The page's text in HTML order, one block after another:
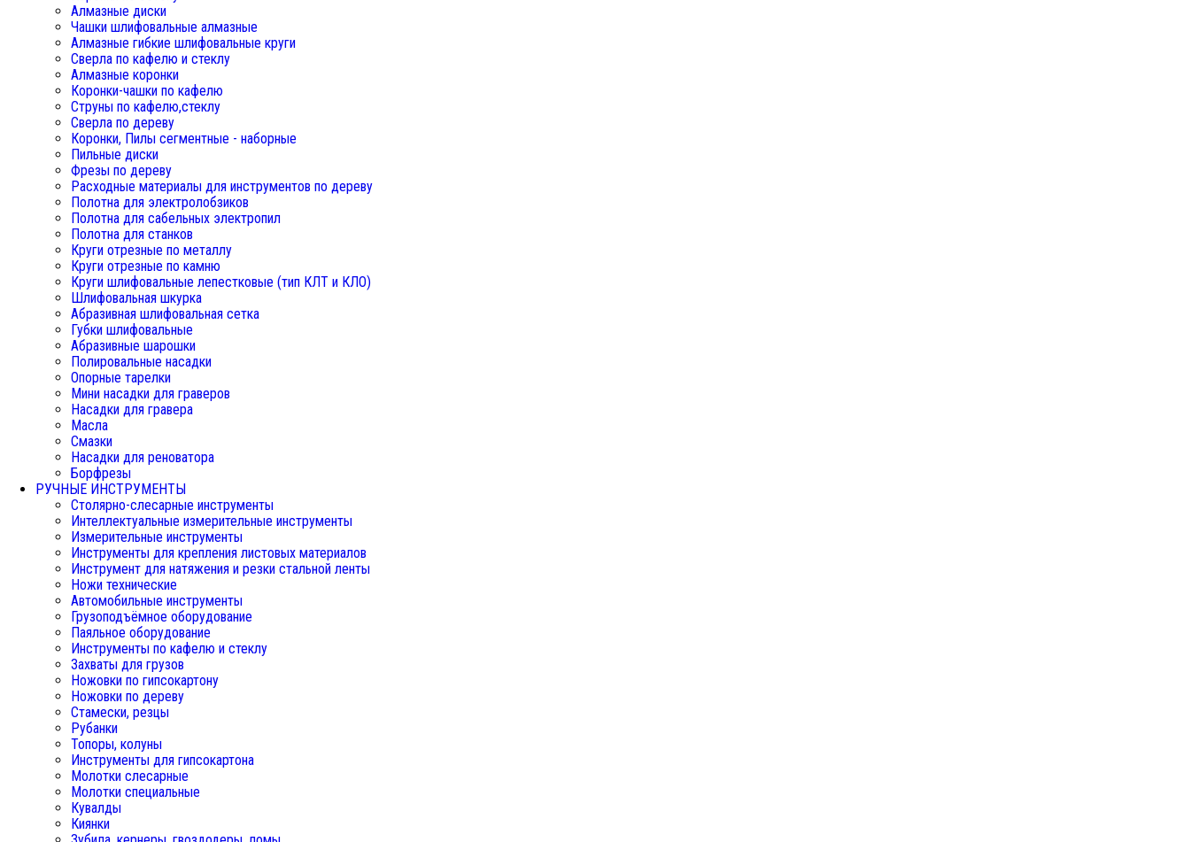
Алмазные диски
Чашки шлифовальные алмазные
Алмазные гибкие шлифовальные круги
Сверла по кафелю и стеклу
Алмазные коронки
Коронки-чашки по кафелю
Струны по кафелю,стеклу
Сверла по дереву
Коронки, Пилы сегментные - наборные
Пильные диски
Фрезы по дереву
Расходные материалы для инструментов по дереву
Полотна для электролобзиков
Полотна для сабельных электропил
Полотна для станков
Круги отрезные по металлу
Круги отрезные по камню
Круги шлифовальные лепестковые (тип КЛТ и КЛО)
Шлифовальная шкурка
Абразивная шлифовальная сетка
Губки шлифовальные
Абразивные шарошки
Полировальные насадки
Опорные тарелки
Мини насадки для граверов
Насадки для гравера
Масла
Смазки
Насадки для реноватора
Борфрезы
РУЧНЫЕ ИНСТРУМЕНТЫ
Столярно-слесарные инструменты
Интеллектуальные измерительные инструменты
Измерительные инструменты
Инструменты для крепления листовых материалов
Инструмент для натяжения и резки стальной ленты
Ножи технические
Автомобильные инструменты
Грузоподъёмное оборудование
Паяльное оборудование
Инструменты по кафелю и стеклу
Захваты для грузов
Ножовки по гипсокартону
Ножовки по дереву
Стамески, резцы
Рубанки
Топоры, колуны
Инструменты для гипсокартона
Молотки слесарные
Молотки специальные
Кувалды
Киянки